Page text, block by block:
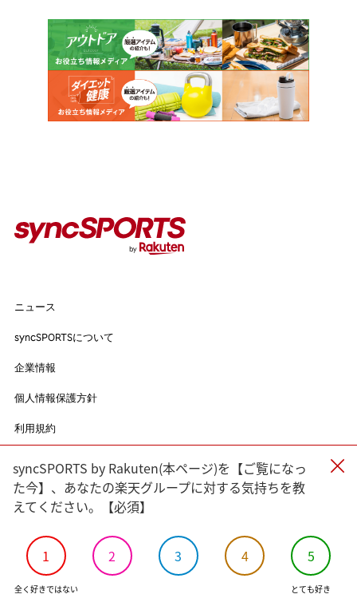
コラム
ニュース
個人情報保護方針
利用規約
#
#バスケットボール
#アスリートのセカンドキャリア
すべてのタグ
#渡辺皓太
#内野航太郎
#宮崎友花 #志田千陽 #山口茜
#渡邉航貴
#奈良岡功大
#前田健太
#佐藤直樹
#⾓⼀哲児 #今野龍太 #郷家友太
#陳克羿
#宋家豪
#KAHO #加治屋蓮 #島原大河
#金子京介
#中沢匠磨
ニュース
syncSPORTSについて
企業情報
個人情報保護方針
利用規約
syncSPORTS by Rakuten(本ページ)を【ご覧になっ
た今】、あなたの楽天グループに対する気持ちを教
えてください。【必須】
1 2 3 4 5
全く好きではない とても好き